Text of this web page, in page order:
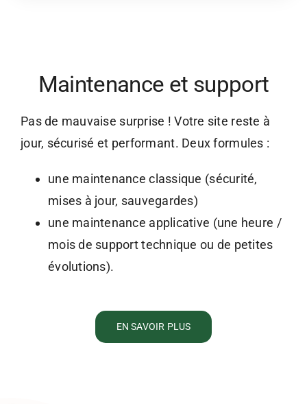
Maintenance et support
Pas de mauvaise surprise ! Votre site reste à
jour, sécurisé et performant. Deux formules :
une maintenance classique (sécurité,
mises à jour, sauvegardes)
une maintenance applicative (une heure /
mois de support technique ou de petites
évolutions).
EN SAVOIR PLUS